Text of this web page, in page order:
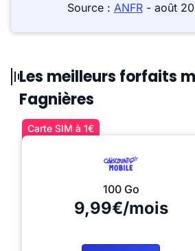
Source : ANFR- août
Les meilleurs forfaits
Fagnières
Carte SIM à 1€
100 Go
9,99€/mois